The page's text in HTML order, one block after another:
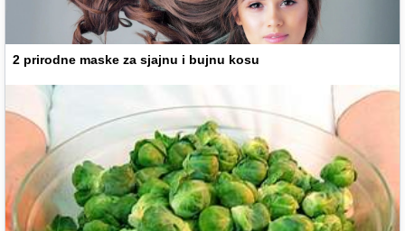
2 prirodne maske za sjajnu i bujnu kosu